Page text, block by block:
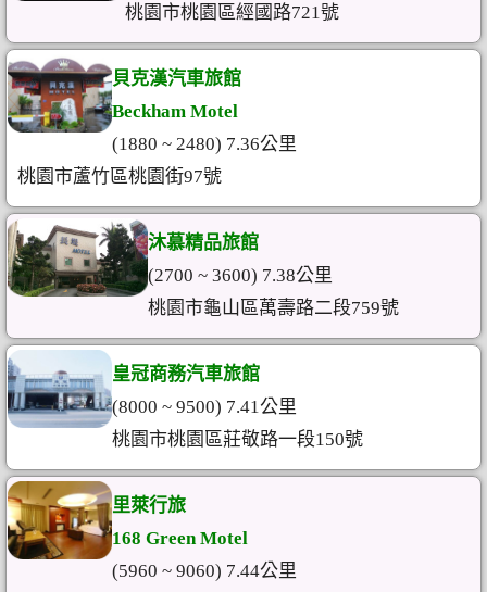
桃園市桃園區經國路721號
貝克漢汽車旅館
Beckham Motel
(1880 ~ 2480) 7.36公里
桃園市蘆竹區桃園街97號
沐慕精品旅館
(2700 ~ 3600) 7.38公里
桃園市龜山區萬壽路二段759號
皇冠商務汽車旅館
(8000 ~ 9500) 7.41公里
桃園市桃園區莊敬路一段150號
里萊行旅
168 Green Motel
(5960 ~ 9060) 7.44公里